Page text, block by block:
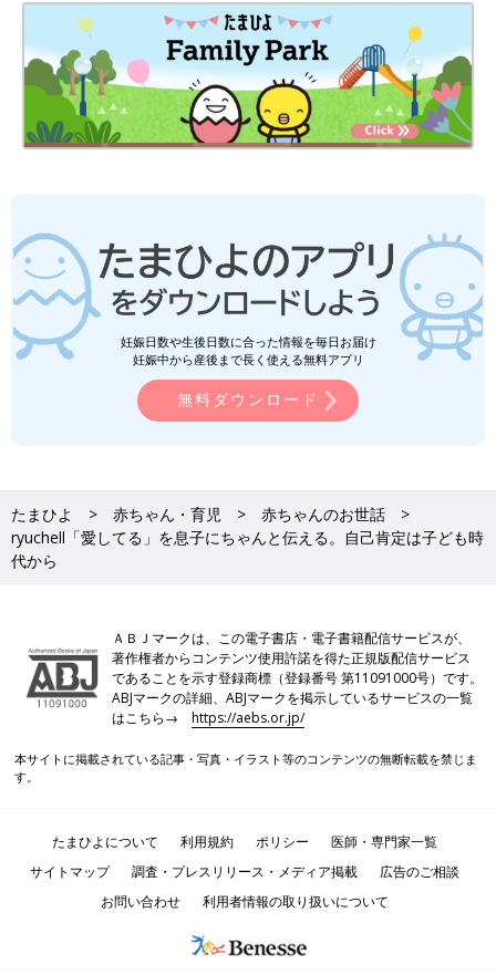
妊娠日数や生後日数に合った情報を毎日お届け
妊娠中から産後まで長く使える無料アプリ
無料ダウンロード
たまひよ 赤ちゃん・育児
赤ちゃんのお世話
ryuchell「愛してる」を息子にちゃんと伝える。自己肯定は子ども時
代から
ＡＢＪマークは、この電子書店・電子書籍配信サービスが、
著作権者からコンテンツ使用許諾を得た正規版配信サービス
であることを示す登録商標（登録番号 第11091000号）です。
ABJマークの詳細、ABJマークを掲示しているサービスの一覧
はこちら→https://aebs.or.jp/
本サイトに掲載されている記事・写真・イラスト等のコンテンツの無断転載を禁じま
す。
たまひよについて 利用規約 ポリシー
医師・専門家一覧
サイトマップ
調査・プレスリリース・メディア掲載
広告のご相談
お問い合わせ
利用者情報の取り扱いについて